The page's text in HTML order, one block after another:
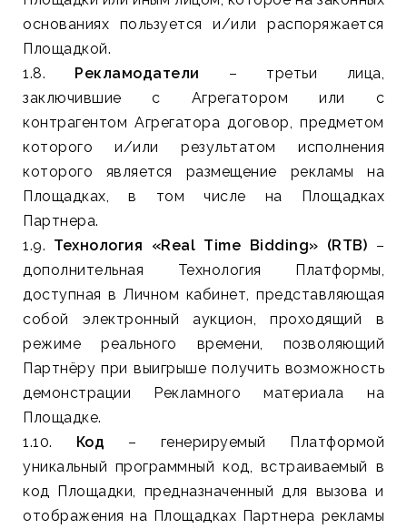
основаниях пользуется и/или распоряжается
Площадкой.
1.8. Рекламодатели – третьи лица,
заключившие с Агрегатором или с
контрагентом Агрегатора договор, предметом
которого и/или результатом исполнения
которого является размещение рекламы на
Площадках, в том числе на Площадках
Партнера.
1.9. Технология «Real Time Bidding» (RTB) –
дополнительная Технология Платформы,
доступная в Личном кабинет, представляющая
собой электронный аукцион, проходящий в
режиме реального времени, позволяющий
Партнёру при выигрыше получить возможность
демонстрации Рекламного материала на
Площадке.
1.10. Код – генерируемый Платформой
уникальный программный код, встраиваемый в
код Площадки, предназначенный для вызова и
отображения на Площадках Партнера рекламы